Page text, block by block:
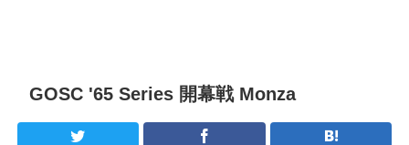
GOSC '65 Series 開幕戦 Monza